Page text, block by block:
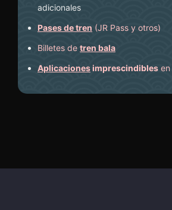
adicionales
Pases de tren (JR Pass y otros)
Billetes de tren bala
Aplicacionesimprescindibles